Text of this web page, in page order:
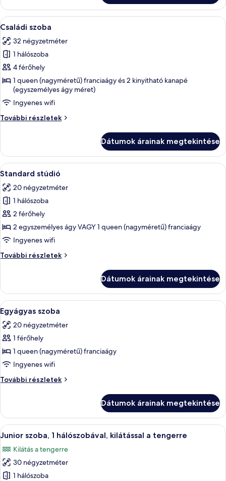
külön
ággyal
két
külön
ággyal
részletei
A
következő
szoba
összes
képének
megtekintése:
Családi
szoba
Egy modern nappali, melyben fehér
8
Családi szoba
32 négyzetméter
1 hálószoba
4 férőhely
1 queen (nagyméretű) franciaágy és 2 kinyitható kanapé
(egyszemélyes ágy méret)
Ingyenes wifi
További részletek
Családi
Dátumok árainak megtekintése
A
következő
szoba
összes
képének
megtekintése:
Standard
Egy modern hálószoba, amelyben
9
Standard stúdió
20 négyzetméter
1 hálószoba
2 férőhely
2 egyszemélyes ágy VAGY 1 queen (nagyméretű) franciaágy
Ingyenes wifi
További részletek
Standard
Dátumok árainak megtekintése
A
következő
szoba
összes
képének
megtekintése:
Egyágyas
szoba
Egy modern hálószoba, amelyben
7
Egyágyas szoba
20 négyzetméter
1 férőhely
1 queen (nagyméretű) franciaágy
Ingyenes wifi
További részletek
Egyágyas
Dátumok árainak megtekintése
A
következő
szoba
összes
képének
Egy modern szállodaszoba,
13
Junior szoba, 1 hálószobával, kilátással a tengerre
Kilátás a tengerre
30 négyzetméter
1 hálószoba